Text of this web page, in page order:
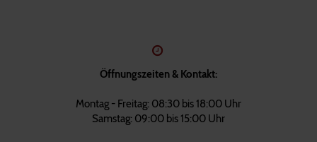
Öffnungszeiten & Kontakt:
Montag - Freitag: 08:30 bis 18:00 Uhr
Samstag: 09:00 bis 15:00 Uhr